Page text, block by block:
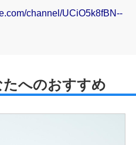
channel/UCiO5k8fBN--